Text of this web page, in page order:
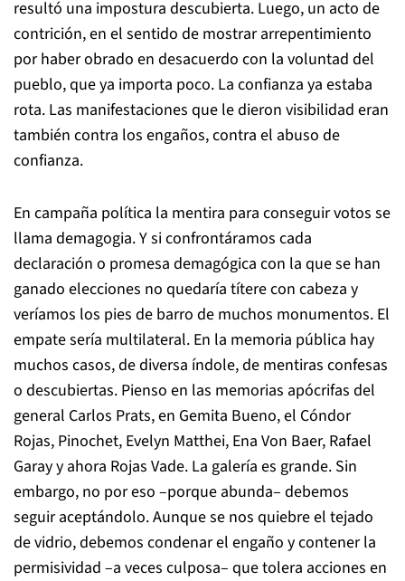
resultó una impostura descubierta. Luego, un acto de
contrición, en el sentido de mostrar arrepentimiento
por haber obrado en desacuerdo con la voluntad del
pueblo, que ya importa poco. La confianza ya estaba
rota. Las manifestaciones que le dieron visibilidad eran
también contra los engaños, contra el abuso de
confianza.
En campaña política la mentira para conseguir votos se
llama demagogia. Y si confrontáramos cada
declaración o promesa demagógica con la que se han
ganado elecciones no quedaría títere con cabeza y
veríamos los pies de barro de muchos monumentos. El
empate sería multilateral. En la memoria pública hay
muchos casos, de diversa índole, de mentiras confesas
o descubiertas. Pienso en las memorias apócrifas del
general Carlos Prats, en Gemita Bueno, el Cóndor
Rojas, Pinochet, Evelyn Matthei, Ena Von Baer, Rafael
Garay y ahora Rojas Vade. La galería es grande. Sin
embargo, no por eso –porque abunda– debemos
seguir aceptándolo. Aunque se nos quiebre el tejado
de vidrio, debemos condenar el engaño y contener la
permisividad –a veces culposa– que tolera acciones en